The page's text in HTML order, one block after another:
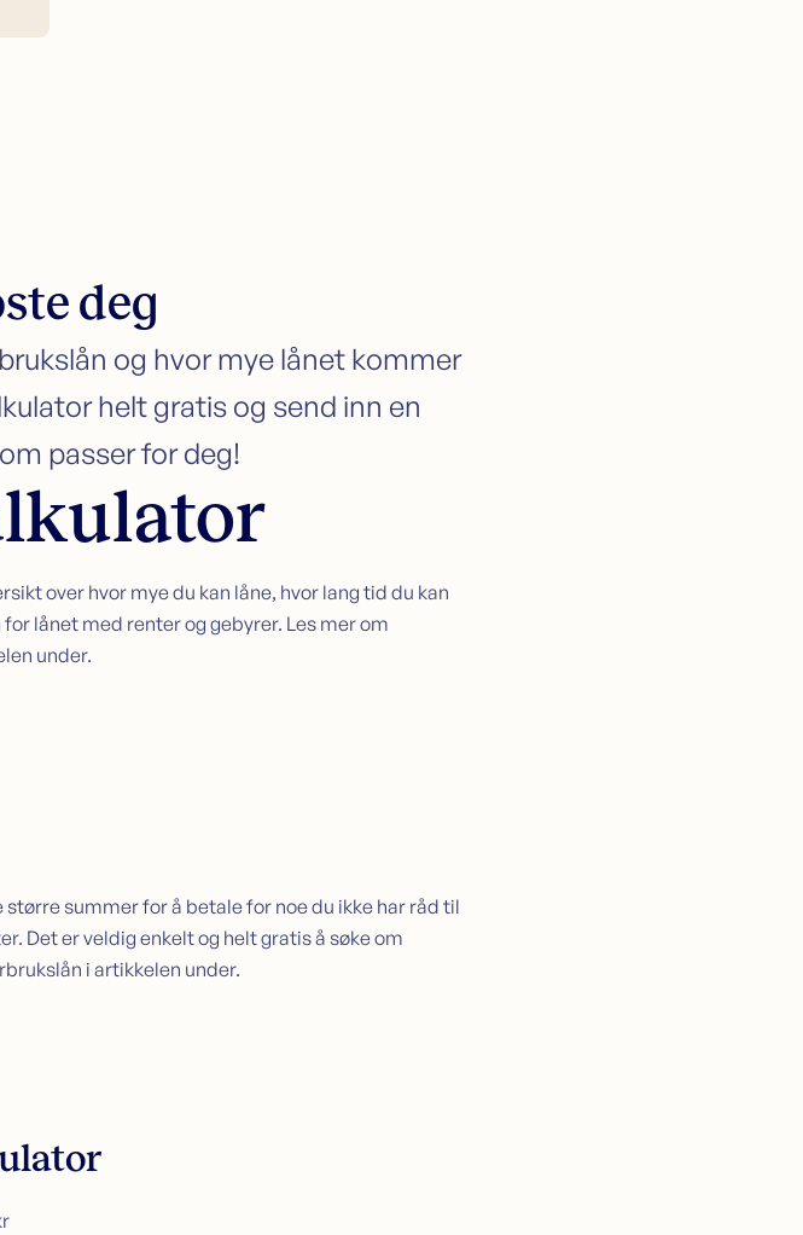
deg
og hvor mye lånet kommer
helt gratis og send inn en
passer for deg!
over hvor mye du kan låne, hvor lang tid du kan
lånet med renter og gebyrer. Les mer om
under.
summer for å betale for noe du ikke har råd til
Det er veldig enkelt og helt gratis å søke om
i artikkelen under.